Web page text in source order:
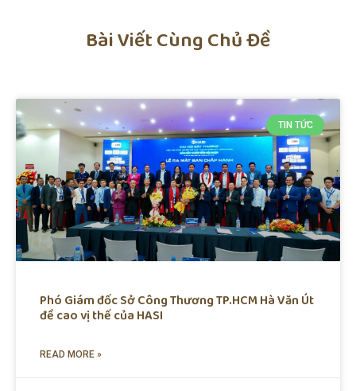
Bài Viết Cùng Chủ Đề
TIN TỨC
Phó Giám đốc Sở Công Thương TP.HCM Hà Văn Út
đề cao vị thế của HASI
READ MORE »